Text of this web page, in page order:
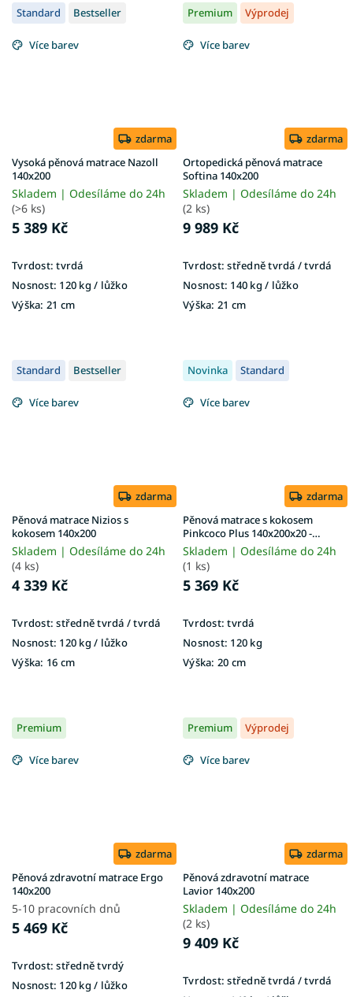
Standard Bestseller
Více barev
zdarma
Vysoká pěnová matrace Nazoll
140x200
Skladem | Odesíláme do 24h
(>6 ks)
5 389 Kč
Tvrdost: tvrdá
Nosnost: 120 kg ​​​​​/ lůžko
Výška: 21 cm
Premium Výprodej
Více barev
zdarma
Ortopedická pěnová matrace
Softina 140x200
Skladem | Odesíláme do 24h
(2 ks)
9 989 Kč
Tvrdost: středně tvrdá / tvrdá
Nosnost: 140 kg / lůžko
Výška: 21 cm
Standard Bestseller
Více barev
zdarma
Pěnová matrace Nizios s
kokosem 140x200
Skladem | Odesíláme do 24h
(4 ks)
4 339 Kč
Tvrdost: středně tvrdá / tvrdá
Nosnost: 120 kg ​​​​​/ lůžko
Výška: 16 cm
Novinka Standard
Více barev
zdarma
Pěnová matrace s kokosem
Pinkcoco Plus 140x200x20 -
potah Aloe Vera
Skladem | Odesíláme do 24h
(1 ks)
5 369 Kč
Tvrdost: tvrdá
Nosnost: 120 kg
Výška: 20 cm
Premium
Více barev
zdarma
Pěnová zdravotní matrace Ergo
140x200
5-10 pracovních dnů
5 469 Kč
Tvrdost: středně tvrdý
Nosnost: 120 kg / lůžko
Premium Výprodej
Více barev
zdarma
Pěnová zdravotní matrace
Lavior 140x200
Skladem | Odesíláme do 24h
(2 ks)
9 409 Kč
Tvrdost: středně tvrdá / tvrdá